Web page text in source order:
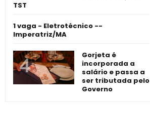
TST
1 vaga - Eletrotécnico -­
Imperatriz/MA
Gorjeta é
incorporada a
salário e passa a
ser tributada pelo
Governo